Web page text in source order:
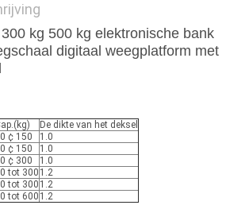
kg 500 kg elektronische bank
digitaal weegplatform met
De dikte van het deksel
¢ 150
1.0
¢ 150
1.0
¢ 300
1.0
tot 300 1.2
tot 300 1.2
tot 600 1.2